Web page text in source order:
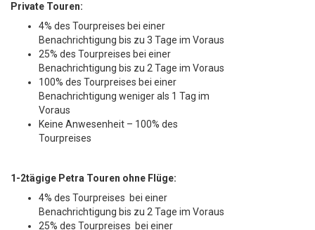
Private Touren:
4% des Tourpreises bei einer
Benachrichtigung bis zu 3 Tage im Voraus
25% des Tourpreises bei einer
Benachrichtigung bis zu 2 Tage im Voraus
100% des Tourpreises bei einer
Benachrichtigung weniger als 1 Tag im
Voraus
Keine Anwesenheit – 100% des
Tourpreises
1-2tägige Petra Touren ohne Flüge:
4% des Tourpreises bei einer
Benachrichtigung bis zu 2 Tage im Voraus
25% des Tourpreises bei einer